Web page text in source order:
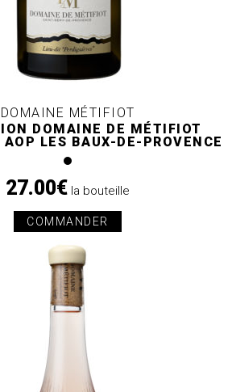
DOMAINE MÉTIFIOT
DOMAINE DE MÉTIFIOT
LES BAUX-DE-PROVENCE
27.00€ la bouteille
COMMANDER